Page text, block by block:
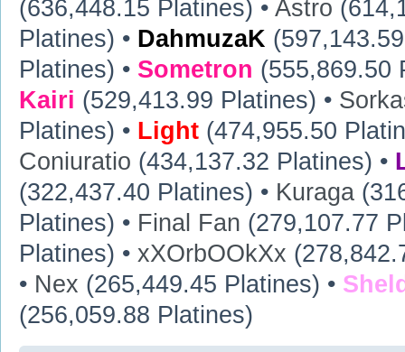
(636,448.15 Platines) • Astro
Platines) • DahmuzaK
Platines) • Sometron (555,869.50
Kairi (529,413.99 Platines) •
Platines) • Light (474,955.50
Coniuratio (434,137.32 Platines) •
(322,437.40 Platines) • Kuraga
Platines) • Final Fan (279,107.77
Platines) • xXOrbOOkXx
• Nex (265,449.45 Platines) •
(256,059.88 Platines)